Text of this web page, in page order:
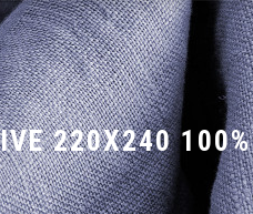
220X240 100%